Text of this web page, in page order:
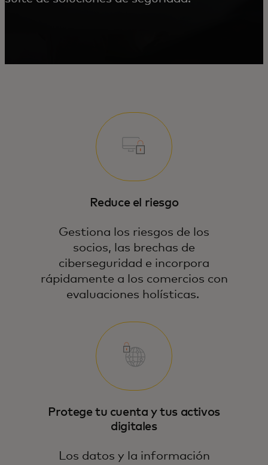
Reduce el riesgo
Gestiona los riesgos de los
socios, las brechas de
ciberseguridad e incorpora
rápidamente a los comercios con
evaluaciones holísticas.
Protege tu cuenta y tus activos
digitales
Los datos y la información